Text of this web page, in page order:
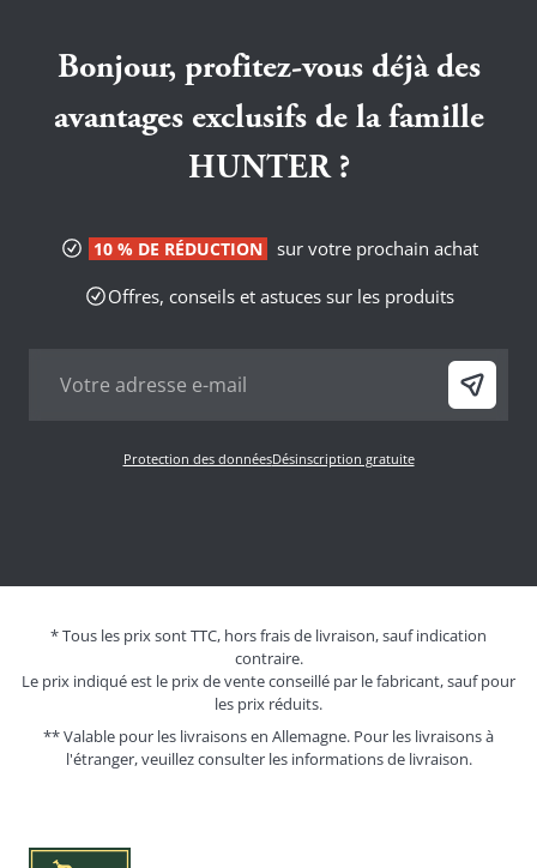
Bonjour, profitez-vous déjà des
avantages exclusifs de la famille
HUNTER ?
10 % DE RÉDUCTION
sur votre prochain achat
Offres, conseils et astuces sur les produits
Protection des donnéesDésinscription gratuite
* Tous les prix sont TTC, hors frais de livraison, sauf indication
contraire.
Le prix indiqué est le prix de vente conseillé par le fabricant, sauf pour
les prix réduits.
** Valable pour les livraisons en Allemagne. Pour les livraisons à
l'étranger, veuillez consulter les informations de livraison.